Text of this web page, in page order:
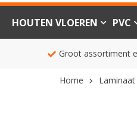
HOUTEN VLOEREN PVC
Groot assortiment
Home Laminaat